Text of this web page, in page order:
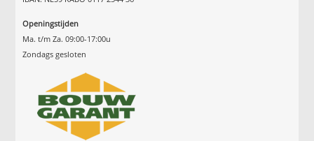
Openingstijden
Ma. t/m Za. 09:00-17:00u
Zondags gesloten